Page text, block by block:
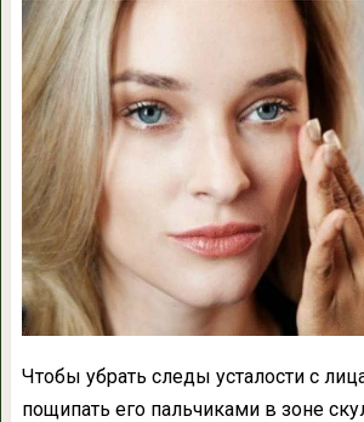
Чтобы убрать следы усталости с
пощипать его пальчиками в зоне